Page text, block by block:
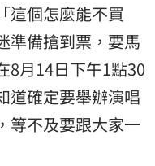
這個怎麼能不買
準備搶到票，要馬
8月14日下午1點30
道確定要舉辦演唱
等不及要跟大家一